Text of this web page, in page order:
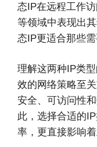
态IP在远程工作
等领域中表现出
态IP更适合那些
理解这两种IP类
效的网络策略至
安全、可访问性
此，选择合适的
率，更直接影响